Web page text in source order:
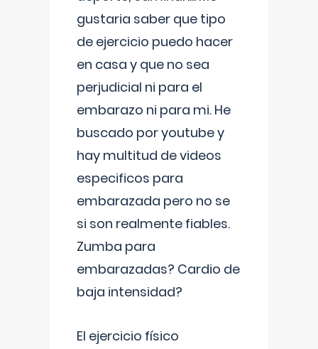
gustaria saber que tipo
de ejercicio puedo hacer
en casa y que no sea
perjudicial ni para el
embarazo ni para mi. He
buscado por youtube y
hay multitud de videos
especificos para
embarazada pero no se
si son realmente fiables.
Zumba para
embarazadas? Cardio de
baja intensidad?
El ejercicio físico